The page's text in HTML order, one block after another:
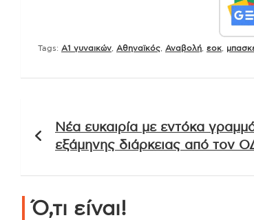
Tags: Α1 γυναικών Αθηναϊκός Αναβολή εοκ
άρθρων
Νέα ευκαιρία με εντόκα
εξάμηνης διάρκειας από τον
Ό,τι είναι!